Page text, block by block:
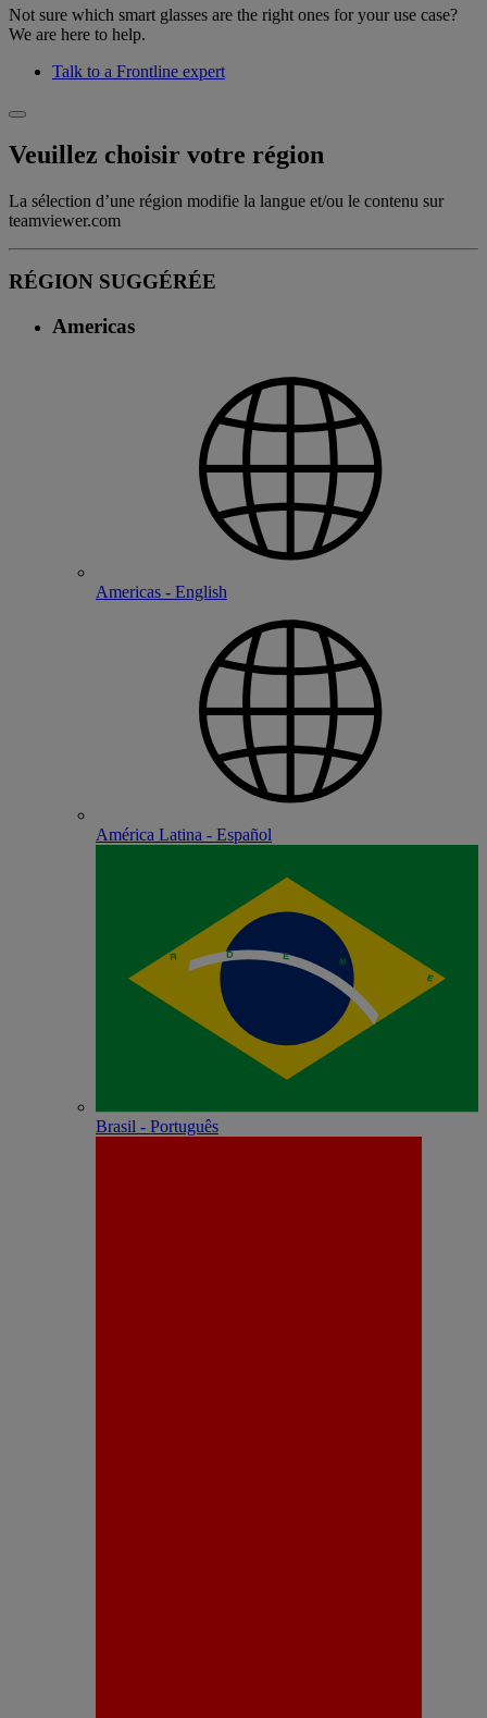
Not sure which smart glasses are the right ones for your use case?
We are here to help.
Talk to a Frontline expert
Veuillez choisir votre région
La sélection d’une région modifie la langue et/ou le contenu sur
teamviewer.com
RÉGION SUGGÉRÉE
Americas
Americas - English
América Latina - Español
Brasil - Português